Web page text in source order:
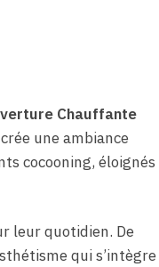
Chauffante
une ambiance
cocooning, éloignés
leur quotidien. De
qui s’intègre